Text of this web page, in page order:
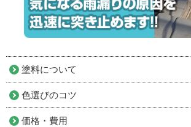
塗料について
色選びのコツ
価格・費用